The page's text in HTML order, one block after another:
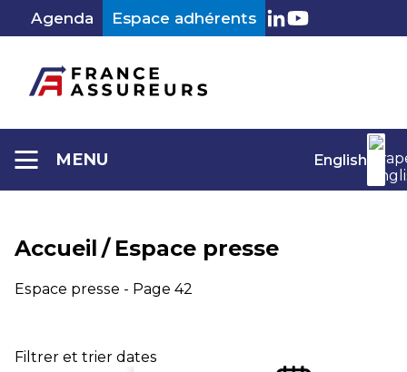
contenu
Agenda Espace adhérents LinkedIn
Youtube
MENU English
Accueil / Espace presse
Espace presse - Page 42
Filtrer et trier dates